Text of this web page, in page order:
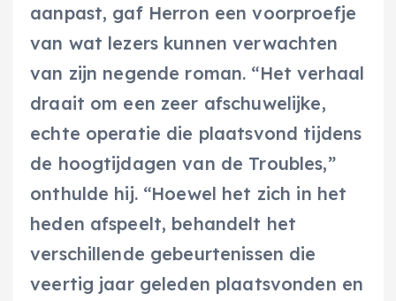
aanpast, gaf Herron een voorproefje
van wat lezers kunnen verwachten
van zijn negende roman. “Het verhaal
draait om een zeer afschuwelijke,
echte operatie die plaatsvond tijdens
de hoogtijdagen van de Troubles,”
onthulde hij. “Hoewel het zich in het
heden afspeelt, behandelt het
verschillende gebeurtenissen die
veertig jaar geleden plaatsvonden en